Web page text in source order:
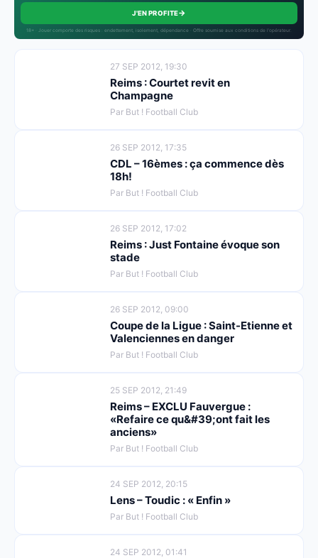
J'EN PROFITE→
18+ · Jouer comporte des risques : endettement, isolement, dépendance · Offre soumise aux conditions de l’opérateur.
27 SEP 2012, 19:30
Reims : Courtet revit en
Champagne
Par But ! Football Club
26 SEP 2012, 17:35
CDL – 16èmes : ça commence dès
18h!
Par But ! Football Club
26 SEP 2012, 17:02
Reims : Just Fontaine évoque son
stade
Par But ! Football Club
26 SEP 2012, 09:00
Coupe de la Ligue : Saint-Etienne et
Valenciennes en danger
Par But ! Football Club
25 SEP 2012, 21:49
Reims – EXCLU Fauvergue :
«Refaire ce qu&#39;ont fait les
anciens»
Par But ! Football Club
24 SEP 2012, 20:15
Lens – Toudic : « Enfin »
Par But ! Football Club
24 SEP 2012, 01:41